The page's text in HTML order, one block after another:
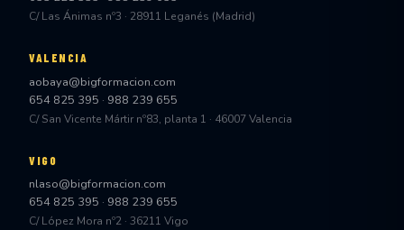
C/ Las Ánimas nº3 · 28911 Leganés (Madrid)
VALENCIA
aobaya@bigformacion.com
654 825 395 · 988 239 655
C/ San Vicente Mártir nº83, planta 1 · 46007 Valencia
VIGO
nlaso@bigformacion.com
654 825 395 · 988 239 655
C/ López Mora nº2 · 36211 Vigo